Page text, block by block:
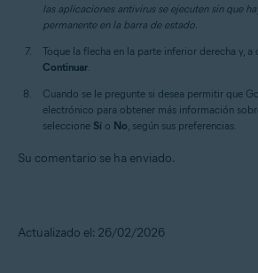
las aplicaciones antivirus se ejecuten sin que
permanente en la barra de estado.
Toque la flecha en la parte inferior derecha y,
Continuar.
Cuando se le pregunte si desea permitir que
electrónico para obtener más información
seleccione Sí o No, según sus preferencias.
Su comentario se ha enviado.
Actualizado el: 26/02/2026